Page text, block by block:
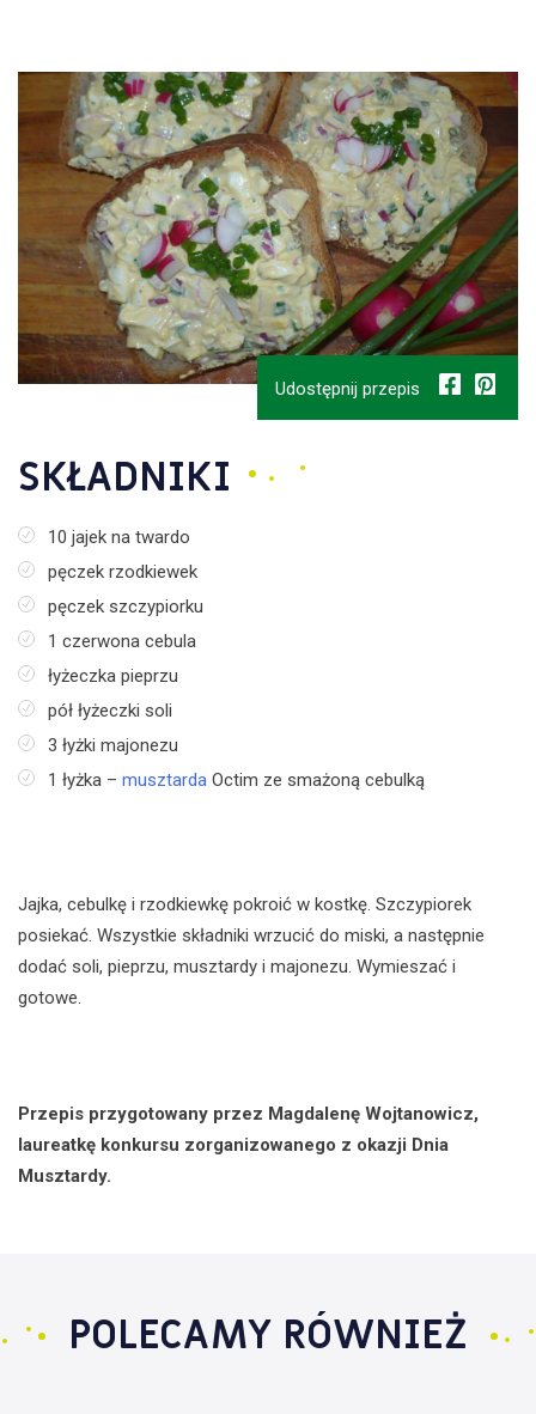
Udostępnij przepis
SKŁADNIKI
10 jajek na twardo
pęczek rzodkiewek
pęczek szczypiorku
1 czerwona cebula
łyżeczka pieprzu
pół łyżeczki soli
3 łyżki majonezu
1 łyżka – musztarda Octim ze smażoną cebulką
Jajka, cebulkę i rzodkiewkę pokroić w kostkę. Szczypiorek
posiekać. Wszystkie składniki wrzucić do miski, a następnie
dodać soli, pieprzu, musztardy i majonezu. Wymieszać i
gotowe.
Przepis przygotowany przez Magdalenę Wojtanowicz,
laureatkę konkursu zorganizowanego z okazji Dnia
Musztardy.
POLECAMY RÓWNIEŻ